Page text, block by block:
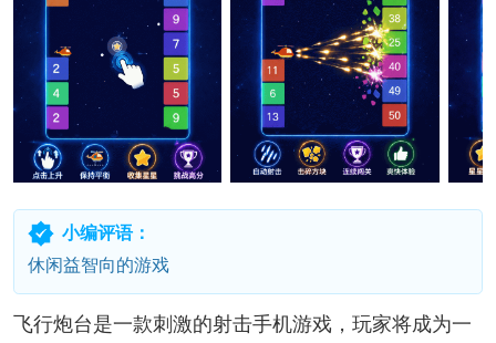
小编评语：
休闲益智向的游戏
飞行炮台是一款刺激的射击手机游戏，玩家将成为一